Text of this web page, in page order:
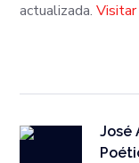
actualizada.Visitar
José